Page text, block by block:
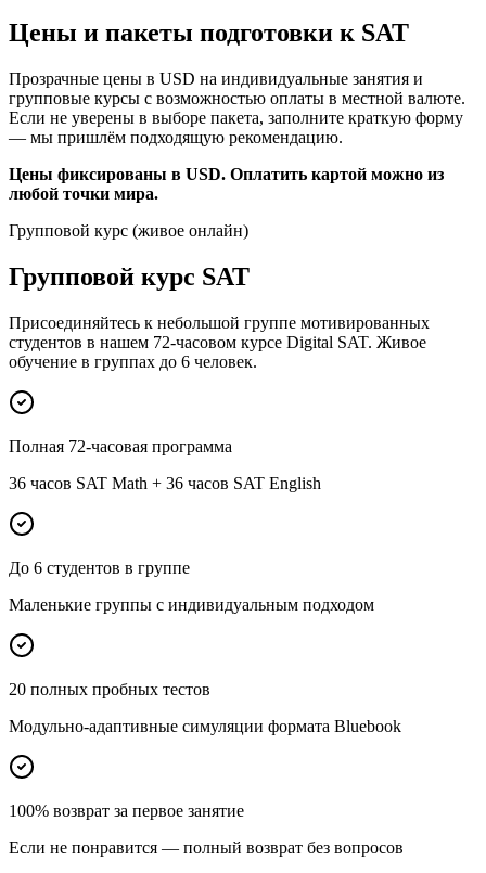
Цены и пакеты подготовки к SAT
Прозрачные цены в USD на индивидуальные занятия и
групповые курсы с возможностью оплаты в местной валюте.
Если не уверены в выборе пакета, заполните краткую форму
— мы пришлём подходящую рекомендацию.
Цены фиксированы в USD. Оплатить картой можно из
любой точки мира.
Групповой курс (живое онлайн)
Групповой курс SAT
Присоединяйтесь к небольшой группе мотивированных
студентов в нашем 72-часовом курсе Digital SAT. Живое
обучение в группах до 6 человек.
Полная 72-часовая программа
36 часов SAT Math + 36 часов SAT English
До 6 студентов в группе
Маленькие группы с индивидуальным подходом
20 полных пробных тестов
Модульно-адаптивные симуляции формата Bluebook
100% возврат за первое занятие
Если не понравится — полный возврат без вопросов